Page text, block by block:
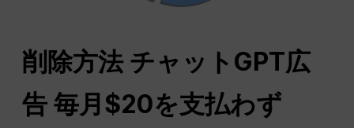
削除方法 チャットGPT広
告 毎月$20を支払わず